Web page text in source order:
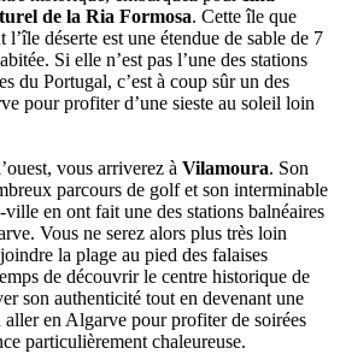
de la Ria Formosa. Cette île que
l’île déserte est une étendue de sable de 7
Si elle n’est pas l’une des stations
du Portugal, c’est à coup sûr un des
pour profiter d’une sieste au soleil loin
vous arriverez à Vilamoura. Son
parcours de golf et son interminable
en ont fait une des stations balnéaires
Vous ne serez alors plus très loin
la plage au pied des falaises
de découvrir le centre historique de
son authenticité tout en devenant une
aller en Algarve pour profiter de soirées
particulièrement chaleureuse.